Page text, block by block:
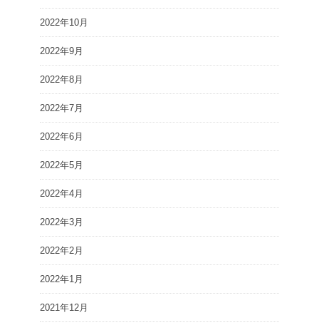
2022年10月
2022年9月
2022年8月
2022年7月
2022年6月
2022年5月
2022年4月
2022年3月
2022年2月
2022年1月
2021年12月